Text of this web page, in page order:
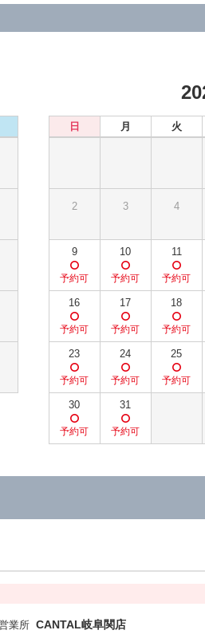
日 月 火
2 3 4
9 10 11
16 17 18
23 24 25
30 31
業所 CANTAL岐阜関店